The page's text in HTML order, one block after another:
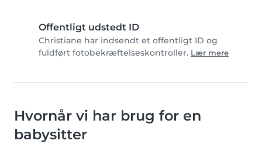
Offentligt udstedt ID
Christiane har indsendt et offentligt ID og
fuldført fotobekræftelseskontroller. Lær mere
Hvornår vi har brug for en
babysitter